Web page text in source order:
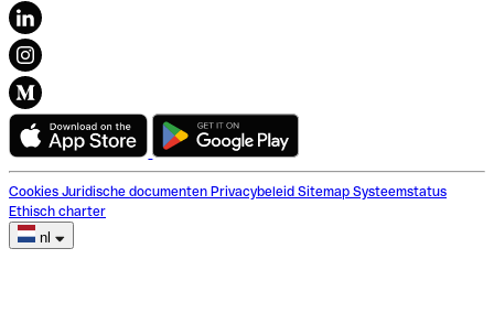
Cookies Juridische documenten Privacybeleid Sitemap Systeemstatus
Ethisch charter
nl